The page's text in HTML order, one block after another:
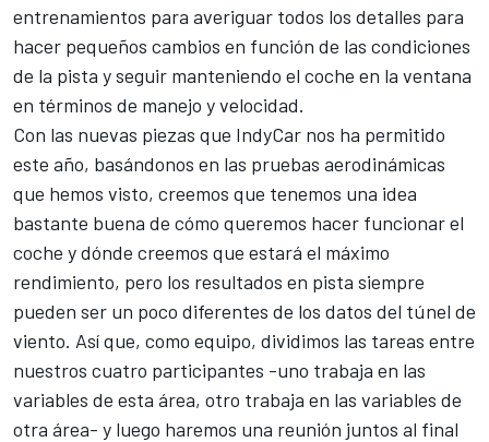
entrenamientos para averiguar todos los detalles para
hacer pequeños cambios en función de las condiciones
de la pista y seguir manteniendo el coche en la ventana
en términos de manejo y velocidad.
Con las nuevas piezas que IndyCar nos ha permitido
este año, basándonos en las pruebas aerodinámicas
que hemos visto, creemos que tenemos una idea
bastante buena de cómo queremos hacer funcionar el
coche y dónde creemos que estará el máximo
rendimiento, pero los resultados en pista siempre
pueden ser un poco diferentes de los datos del túnel de
viento. Así que, como equipo, dividimos las tareas entre
nuestros cuatro participantes -uno trabaja en las
variables de esta área, otro trabaja en las variables de
otra área- y luego haremos una reunión juntos al final